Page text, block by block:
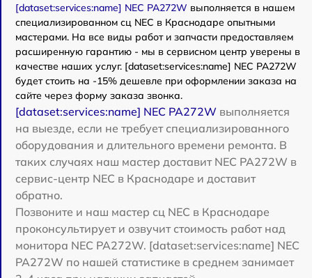
[dataset:services:name] NEC PA272W выполняется в нашем
специализированном сц NEC в Краснодаре опытными
мастерами. На все виды работ и запчасти предоставляем
расширенную гарантию - мы в сервисном центр уверены в
качестве наших услуг. [dataset:services:name] NEC PA272W
будет стоить на -15% дешевле при оформлении заказа на
сайте через форму заказа звонка.
[dataset:services:name] NEC PA272W выполняется
на выезде, если не требует специализированного
оборудования и длительного времени ремонта. В
таких случаях наш мастер доставит NEC PA272W в
сервис-центр NEC в Краснодаре и доставит
обратно.
Позвоните и наш мастер сц NEC в Краснодаре
проконсультирует и озвучит стоимость работ над
монитора NEC PA272W. [dataset:services:name] NEC
PA272W по нашей статистике в среднем занимает